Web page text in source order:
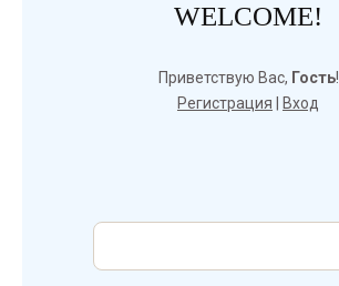
WELCOME!
Приветствую Вас, Гость!
Регистрация
Вход